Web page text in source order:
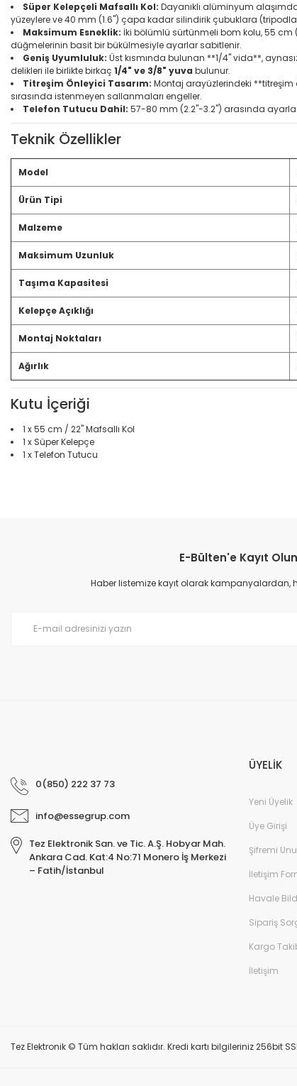
Süper Kelepçeli Mafsallı Kol: Dayanıklı alüminyum
yüzeylere ve 40 mm (1.6") çapa kadar silindirik çubuklara
Maksimum Esneklik: İki bölümlü sürtünmeli bom kolu, 55 cm
düğmelerinin basit bir bükülmesiyle ayarlar sabitlenir.
Geniş Uyumluluk: Üst kısmında bulunan **1/4" vida**,
delikleri ile birlikte birkaç 1/4" ve 3/8" yuva bulunur.
Titreşim Önleyici Tasarım: Montaj arayüzlerindeki
sırasında istenmeyen sallanmaları engeller.
Telefon Tutucu Dahil: 57-80 mm (2.2"-3.2") arasında
Teknik Özellikler
Model
Ürün Tipi
Malzeme
Maksimum Uzunluk
Taşıma Kapasitesi
Kelepçe Açıklığı
Montaj Noktaları
Ağırlık
Kutu İçeriği
1 x 55 cm / 22" Mafsallı Kol
1 x Süper Kelepçe
1 x Telefon Tutucu
Ürün resmi kalitesiz, bozuk veya görüntülenemiyor.
Ürün açıklamasında eksik bilgiler bulunuyor.
E-Bülten'e Kayıt Olun
Haber listemize kayıt olarak kampanyalardan,
0(850) 222 37 73
info@essegrup.com
Tez Elektronik San. ve Tic. A.Ş. Hobyar Mah.
Ankara Cad. Kat:4 No:71 Monero İş Merkezi
– Fatih/İstanbul
ÜYELİK
Yeni Üyelik
Üye Girişi
Şifremi
İletişim
Havale
Sipariş
Kargo
İletişim
Tez Elektronik © Tüm hakları saklıdır. Kredi kartı bilgileriniz 256bit